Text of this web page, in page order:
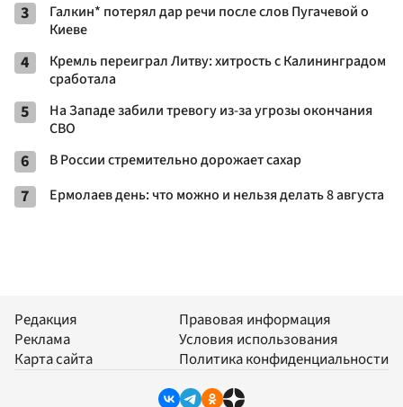
3
Галкин* потерял дар речи после слов Пугачевой о
Киеве
4
Кремль переиграл Литву: хитрость с Калининградом
сработала
5
На Западе забили тревогу из-за угрозы окончания
СВО
6 В России стремительно дорожает сахар
7 Ермолаев день: что можно и нельзя делать 8 августа
Редакция
Реклама
Карта сайта
Правовая информация
Условия использования
Политика конфиденциальности